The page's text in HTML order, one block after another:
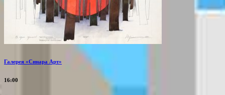
Галерея «Синара Арт»
16:00